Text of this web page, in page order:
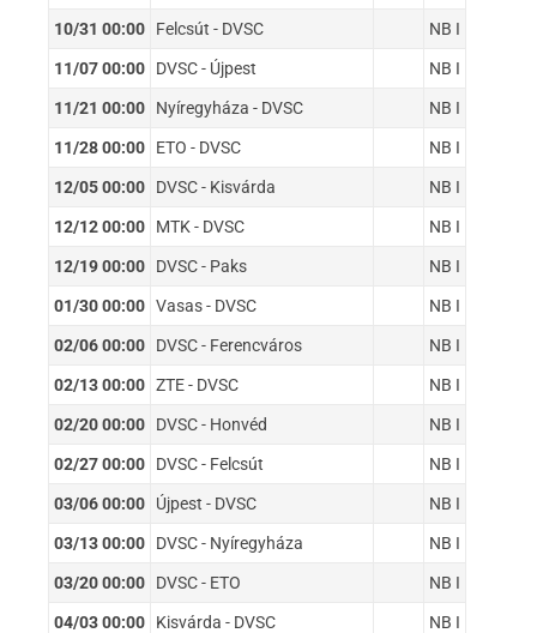
10/31 00:00 Felcsút - DVSC NB I
11/07 00:00 DVSC - Újpest NB I
11/21 00:00 Nyíregyháza - DVSC NB I
11/28 00:00 ETO - DVSC NB I
12/05 00:00 DVSC - Kisvárda NB I
12/12 00:00 MTK - DVSC NB I
12/19 00:00 DVSC - Paks NB I
01/30 00:00 Vasas - DVSC NB I
02/06 00:00 DVSC - Ferencváros NB I
02/13 00:00 ZTE - DVSC NB I
02/20 00:00 DVSC - Honvéd NB I
02/27 00:00 DVSC - Felcsút NB I
03/06 00:00 Újpest - DVSC NB I
03/13 00:00 DVSC - Nyíregyháza NB I
03/20 00:00 DVSC - ETO NB I
04/03 00:00 Kisvárda - DVSC NB I